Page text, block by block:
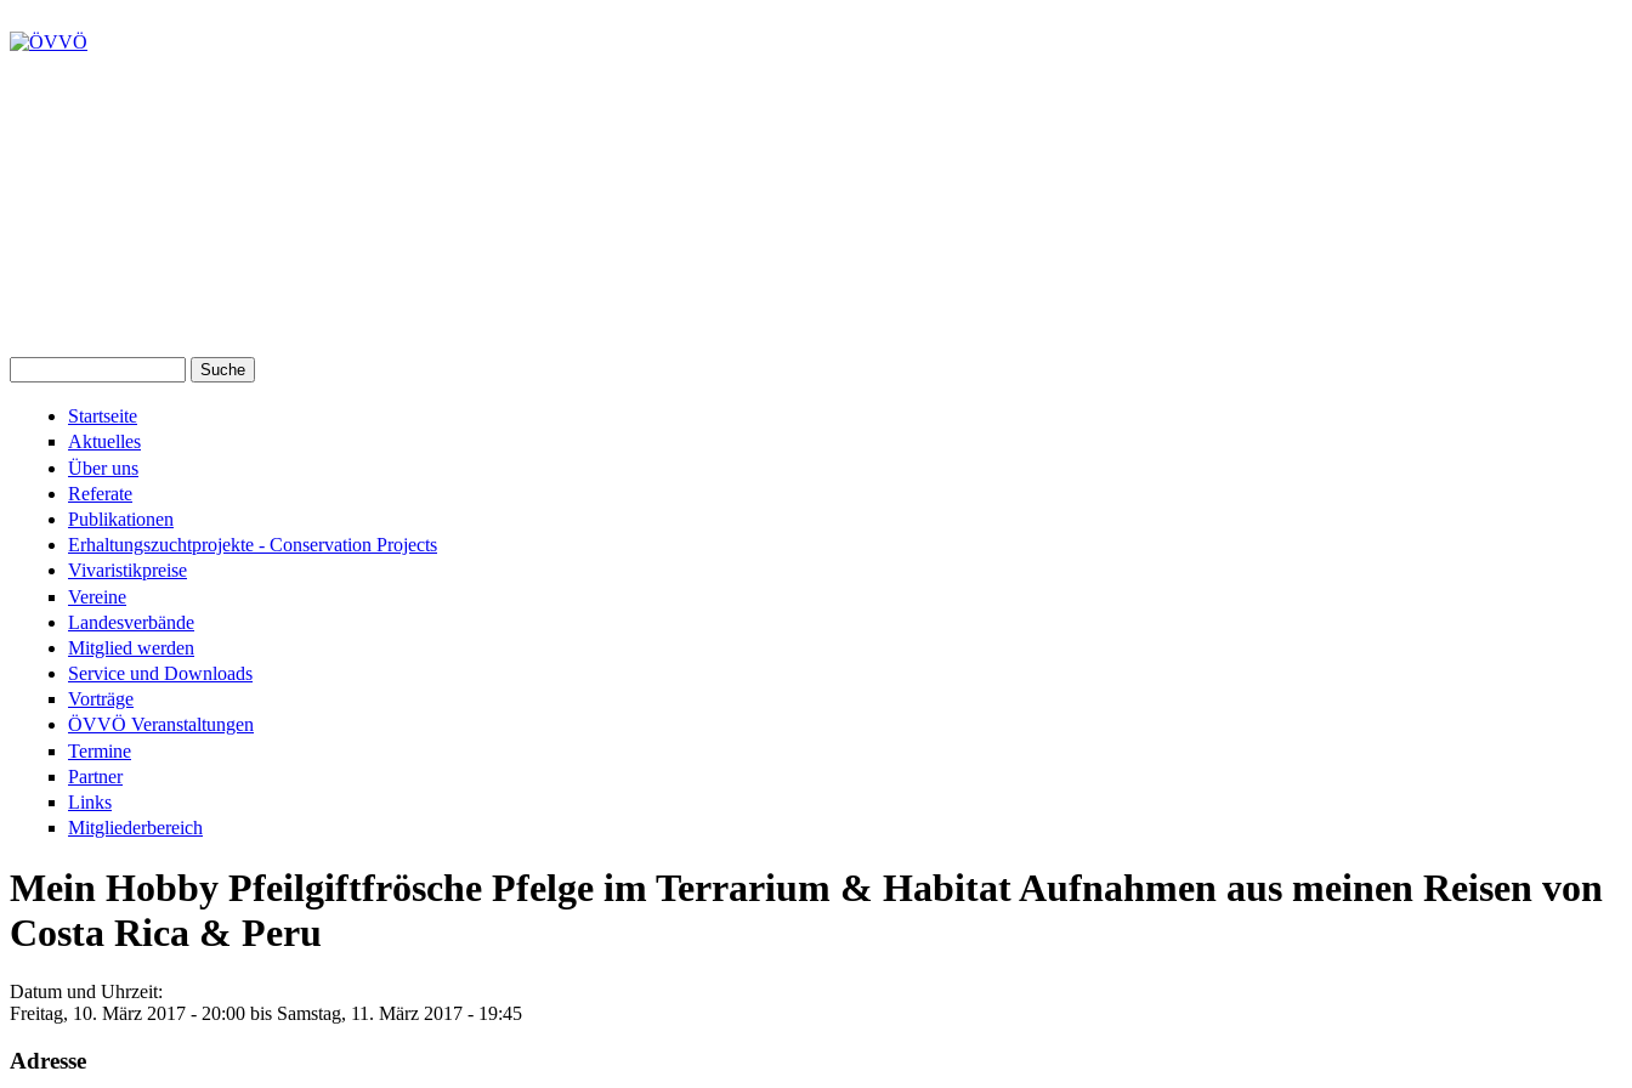
Startseite
Aktuelles
Über uns
Referate
Publikationen
Erhaltungszuchtprojekte - Conservation Projects
Vivaristikpreise
Vereine
Landesverbände
Mitglied werden
Service und Downloads
Vorträge
ÖVVÖ Veranstaltungen
Termine
Partner
Links
Mitgliederbereich
Mein Hobby Pfeilgiftfrösche Pfelge im Terrarium & Habitat Aufnahmen aus meinen Reisen von
Costa Rica & Peru
Datum und Uhrzeit:
Freitag, 10. März 2017 - 20:00 bis Samstag, 11. März 2017 - 19:45
Adresse